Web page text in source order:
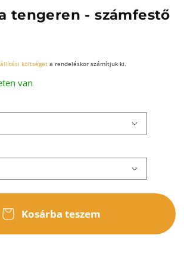
tengeren - számfestő
költséget a rendeléskor számítjuk ki.
van
Kosárba teszem